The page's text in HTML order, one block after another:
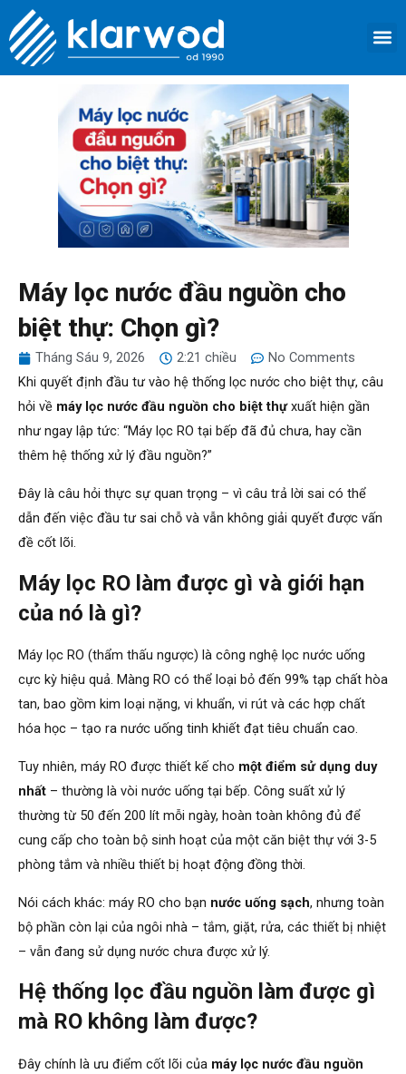
Nhảy
tới
nội
Máy lọc nước đầu nguồn cho
biệt thự: Chọn gì?
Tháng Sáu 9, 2026 2:21 chiều
No Comments
Khi quyết định đầu tư vào hệ thống lọc nước cho biệt thự, câu
hỏi về máy lọc nước đầu nguồn cho biệt thựxuất hiện gần
như ngay lập tức: “Máy lọc RO tại bếp đã đủ chưa, hay cần
thêm hệ thống xử lý đầu nguồn?”
Đây là câu hỏi thực sự quan trọng – vì câu trả lời sai có thể
dẫn đến việc đầu tư sai chỗ và vẫn không giải quyết được vấn
đề cốt lõi.
Máy lọc RO làm được gì và giới hạn
của nó là gì?
Máy lọc RO (thẩm thấu ngược) là công nghệ lọc nước uống
cực kỳ hiệu quả. Màng RO có thể loại bỏ đến 99% tạp chất hòa
tan, bao gồm kim loại nặng, vi khuẩn, vi rút và các hợp chất
hóa học – tạo ra nước uống tinh khiết đạt tiêu chuẩn cao.
Tuy nhiên, máy RO được thiết kế cho một điểm sử dụng duy
nhất – thường là vòi nước uống tại bếp. Công suất xử lý
thường từ 50 đến 200 lít mỗi ngày, hoàn toàn không đủ để
cung cấp cho toàn bộ sinh hoạt của một căn biệt thự với 3-5
phòng tắm và nhiều thiết bị hoạt động đồng thời.
Nói cách khác: máy RO cho bạn nước uống sạch, nhưng toàn
bộ phần còn lại của ngôi nhà – tắm, giặt, rửa, các thiết bị nhiệt
– vẫn đang sử dụng nước chưa được xử lý.
Hệ thống lọc đầu nguồn làm được gì
mà RO không làm được?
Đây chính là ưu điểm cốt lõi của máy lọc nước đầu nguồn